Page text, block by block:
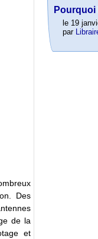
Des
de la
et
Pourquoi
le 19
par